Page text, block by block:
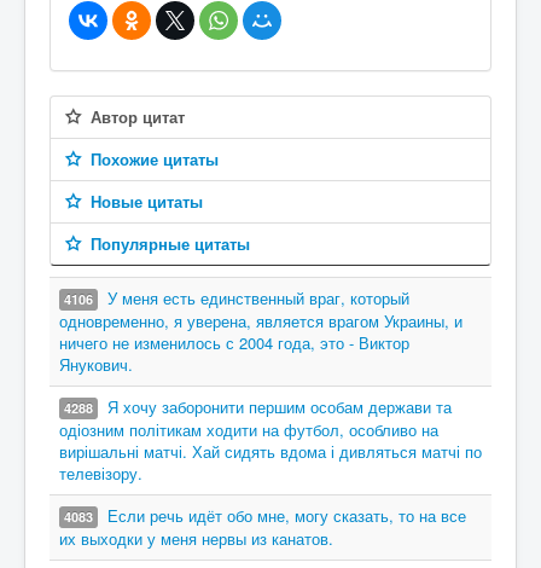
Автор цитат
Похожие цитаты
Новые цитаты
Популярные цитаты
4106
У меня есть единственный враг, который
одновременно, я уверена, является врагом Украины, и
ничего не изменилось с 2004 года, это - Виктор
Янукович.
4288
Я хочу заборонити першим особам держави та
одіозним політикам ходити на футбол, особливо на
вирішальні матчі. Хай сидять вдома і дивляться матчі по
телевізору.
4083
Если речь идёт обо мне, могу сказать, то на все
их выходки у меня нервы из канатов.